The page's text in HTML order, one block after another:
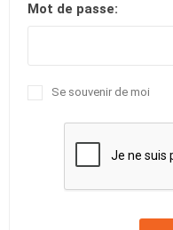
Mot de passe:
Se souvenir de moi